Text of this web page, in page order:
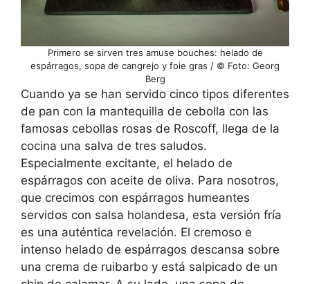
Primero se sirven tres amuse bouches: helado de
espárragos, sopa de cangrejo y foie gras / © Foto: Georg
Berg
Cuando ya se han servido cinco tipos diferentes
de pan con la mantequilla de cebolla con las
famosas cebollas rosas de Roscoff, llega de la
cocina una salva de tres saludos.
Especialmente excitante, el helado de
espárragos con aceite de oliva. Para nosotros,
que crecimos con espárragos humeantes
servidos con salsa holandesa, esta versión fría
es una auténtica revelación. El cremoso e
intenso helado de espárragos descansa sobre
una crema de ruibarbo y está salpicado de un